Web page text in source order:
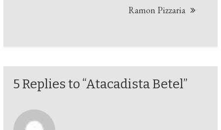
Ramon Pizzaria
5 Replies to “Atacadista Betel”